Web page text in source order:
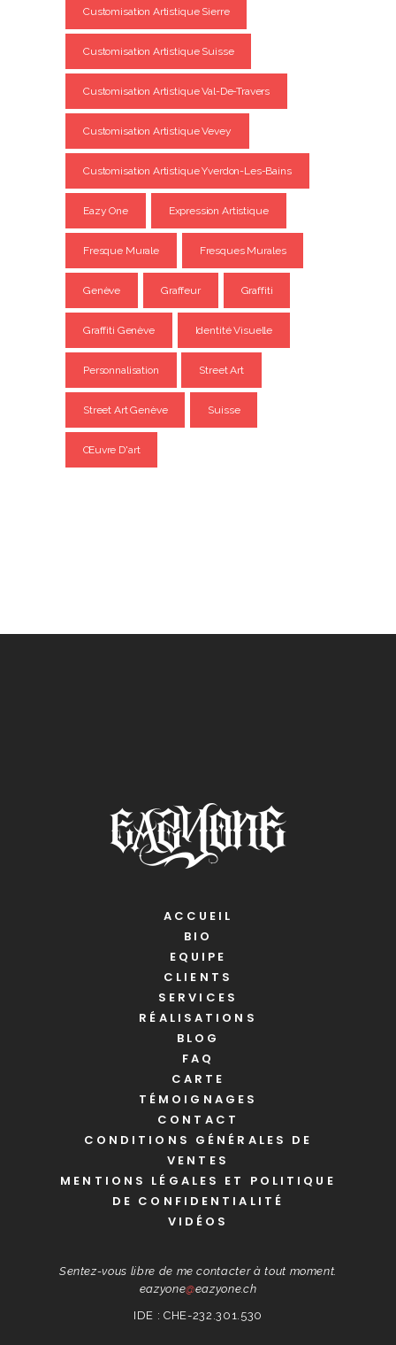
Customisation Artistique Sierre
Customisation Artistique Suisse
Customisation Artistique Val-De-Travers
Customisation Artistique Vevey
Customisation Artistique Yverdon-Les-Bains
Eazy One Expression Artistique
Fresque Murale Fresques Murales
Genève Graffeur Graffiti
Graffiti Genève Identité Visuelle
Personnalisation Street Art
Street Art Genève Suisse
Œuvre D'art
ACCUEIL
BIO
EQUIPE
CLIENTS
SERVICES
RÉALISATIONS
BLOG
FAQ
CARTE
TÉMOIGNAGES
CONTACT
CONDITIONS GÉNÉRALES DE
VENTES
MENTIONS LÉGALES ET POLITIQUE
DE CONFIDENTIALITÉ
VIDÉOS
Sentez-vous libre de me contacter à tout moment.
eazyone@eazyone.ch
IDE : CHE-232.301.530